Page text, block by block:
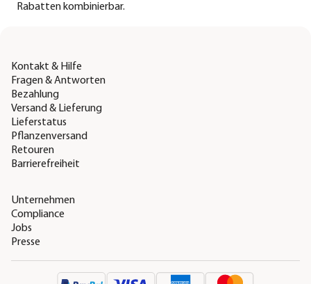
Rabatten kombinierbar.
Kontakt & Hilfe
Fragen & Antworten
Bezahlung
Versand & Lieferung
Lieferstatus
Pflanzenversand
Retouren
Barrierefreiheit
Unternehmen
Compliance
Jobs
Presse